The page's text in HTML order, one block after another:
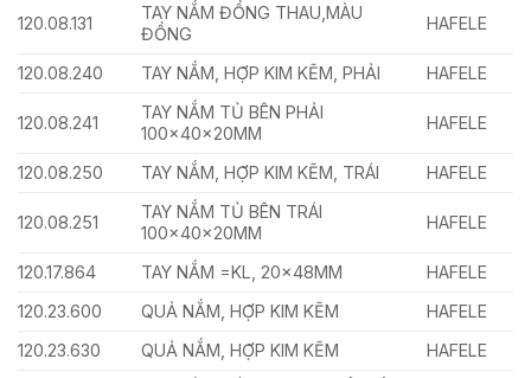
120.08.131
TAY NẮM ĐỒNG THAU,MÀU
ĐỒNG
HAFELE
120.08.240 TAY NẮM, HỢP KIM KẼM, PHẢI HAFELE
120.08.241
TAY NẮM TỦ BÊN PHẢI
100x40x20MM
HAFELE
120.08.250 TAY NẮM, HỢP KIM KẼM, TRÁI HAFELE
120.08.251
TAY NẮM TỦ BÊN TRÁI
100x40x20MM
HAFELE
120.17.864 TAY NẮM =KL, 20x48MM
HAFELE
120.23.600
QUẢ NẮM, HỢP KIM KẼM
HAFELE
120.23.630
QUẢ NẮM, HỢP KIM KẼM HAFELE